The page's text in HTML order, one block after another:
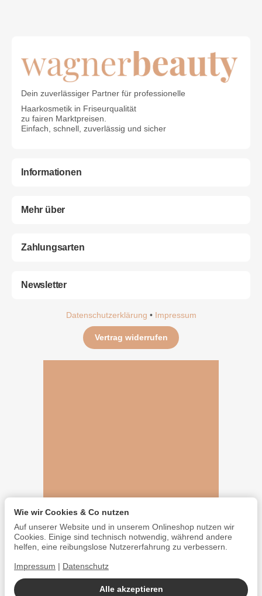
Dein zuverlässiger Partner für professionelle
Haarkosmetik in Friseurqualität
zu fairen Marktpreisen.
Einfach, schnell, zuverlässig und sicher
Informationen
Mehr über
Zahlungsarten
Newsletter
Datenschutzerklärung • Impressum
Vertrag widerrufen
Alle akzeptieren
Wie wir Cookies & Co nutzen
Auf unserer Website und in unserem Onlineshop nutzen wir
Cookies. Einige sind technisch notwendig, während andere
helfen, eine reibungslose Nutzererfahrung zu verbessern.
Impressum Datenschutz